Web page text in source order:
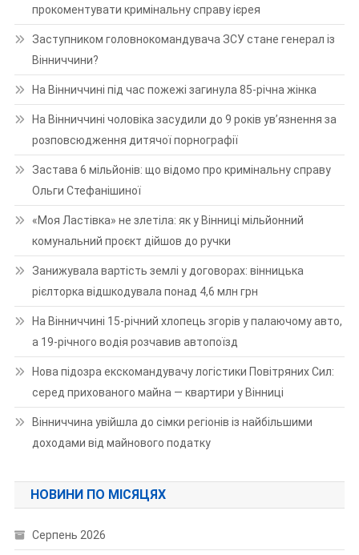
прокоментувати кримінальну справу ієрея
Заступником головнокомандувача ЗСУ стане генерал із
Вінниччини?
На Вінниччині під час пожежі загинула 85-річна жінка
На Вінниччині чоловіка засудили до 9 років ув’язнення за
розповсюдження дитячої порнографії
Застава 6 мільйонів: що відомо про кримінальну справу
Ольги Стефанішиної
«Моя Ластівка» не злетіла: як у Вінниці мільйонний
комунальний проєкт дійшов до ручки
Занижувала вартість землі у договорах: вінницька
рієлторка відшкодувала понад 4,6 млн грн
На Вінниччині 15-річний хлопець згорів у палаючому авто,
а 19-річного водія розчавив автопоїзд
Нова підозра екскомандувачу логістики Повітряних Сил:
серед прихованого майна — квартири у Вінниці
Вінниччина увійшла до сімки регіонів із найбільшими
доходами від майнового податку
НОВИНИ ПО МІСЯЦЯХ
Серпень 2026